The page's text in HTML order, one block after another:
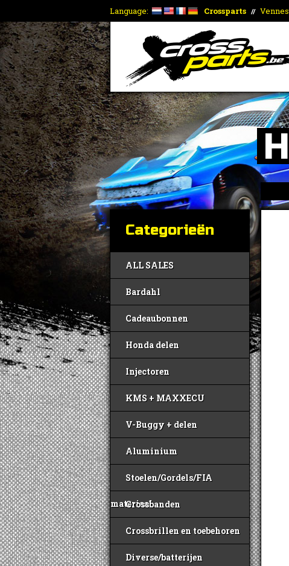
Language: Crossparts //
Categorieën
ALL SALES
Bardahl
Cadeaubonnen
Honda delen
Injectoren
KMS + MAXXECU
V-Buggy + delen
Aluminium
Stoelen/Gordels/FIA
materiaal
Crossbanden
Crossbrillen en toebehoren
Diverse/batterijen